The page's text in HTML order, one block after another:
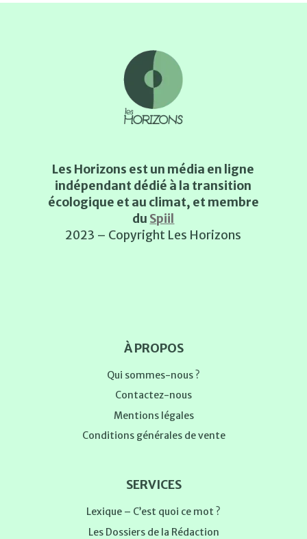
Les Horizons est un média en ligne
indépendant dédié à la transition
écologique et au climat, et membre
du Spiil
2023 – Copyright Les Horizons
À PROPOS
Qui sommes-nous ?
Contactez-nous
Mentions légales
Conditions générales de vente
SERVICES
Lexique – C’est quoi ce mot ?
Les Dossiers de la Rédaction